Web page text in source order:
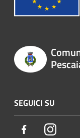
SEGUICI SU
Facebook